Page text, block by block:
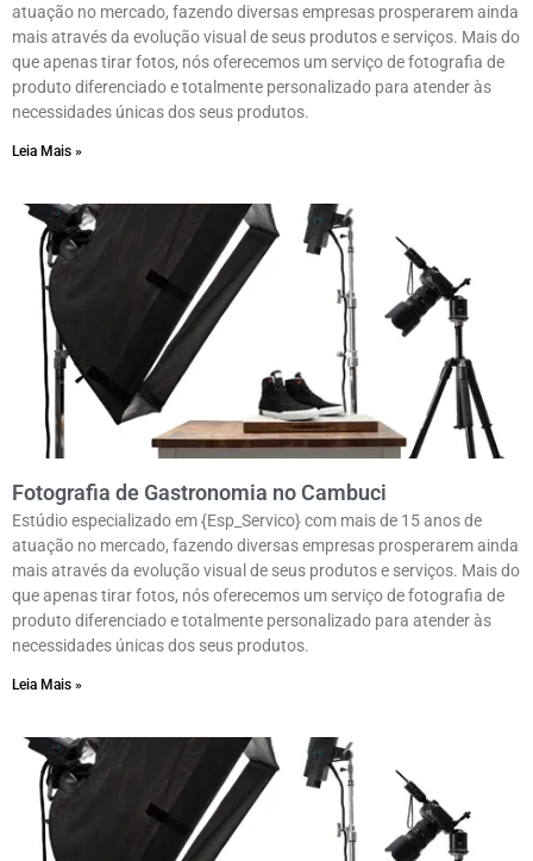
atuação no mercado, fazendo diversas empresas prosperarem ainda
mais através da evolução visual de seus produtos e serviços. Mais do
que apenas tirar fotos, nós oferecemos um serviço de fotografia de
produto diferenciado e totalmente personalizado para atender às
necessidades únicas dos seus produtos.
Leia Mais »
Fotografia de Gastronomia no Cambuci
Estúdio especializado em {Esp_Servico} com mais de 15 anos de
atuação no mercado, fazendo diversas empresas prosperarem ainda
mais através da evolução visual de seus produtos e serviços. Mais do
que apenas tirar fotos, nós oferecemos um serviço de fotografia de
produto diferenciado e totalmente personalizado para atender às
necessidades únicas dos seus produtos.
Leia Mais »